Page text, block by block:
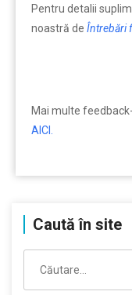
Pentru detalii
noastră de Întrebări
Mai multe
AICI.
Caută în site
după: